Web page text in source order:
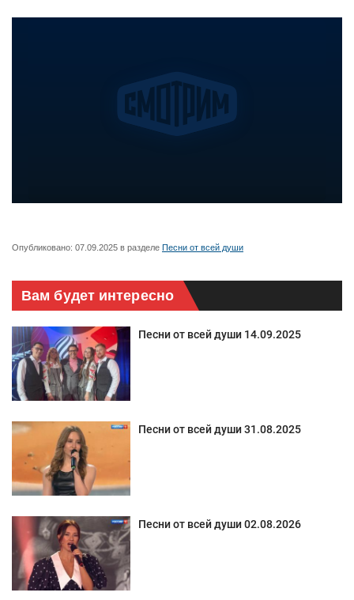
Опубликовано: 07.09.2025 в разделе Песни от всей души
Вам будет интересно
Песни от всей души 14.09.2025
Песни от всей души 31.08.2025
Песни от всей души 02.08.2026